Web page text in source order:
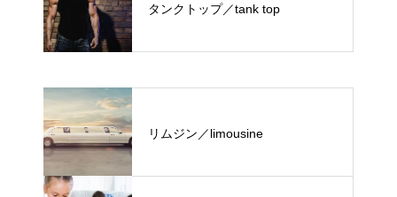
タンクトップ／tank top
リムジン／limousine